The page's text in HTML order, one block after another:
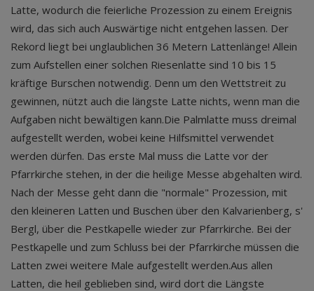
Latte, wodurch die feierliche Prozession zu einem Ereignis
wird, das sich auch Auswärtige nicht entgehen lassen. Der
Rekord liegt bei unglaublichen 36 Metern Lattenlänge! Allein
zum Aufstellen einer solchen Riesenlatte sind 10 bis 15
kräftige Burschen notwendig. Denn um den Wettstreit zu
gewinnen, nützt auch die längste Latte nichts, wenn man die
Aufgaben nicht bewältigen kann.Die Palmlatte muss dreimal
aufgestellt werden, wobei keine Hilfsmittel verwendet
werden dürfen. Das erste Mal muss die Latte vor der
Pfarrkirche stehen, in der die heilige Messe abgehalten wird.
Nach der Messe geht dann die "normale" Prozession, mit
den kleineren Latten und Buschen über den Kalvarienberg, s'
Bergl, über die Pestkapelle wieder zur Pfarrkirche. Bei der
Pestkapelle und zum Schluss bei der Pfarrkirche müssen die
Latten zwei weitere Male aufgestellt werden.Aus allen
Latten, die heil geblieben sind, wird dort die Längste